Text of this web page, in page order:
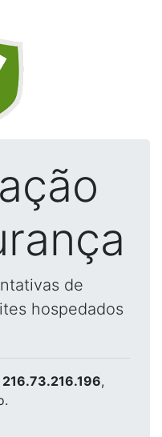
de
hospedados
216.73.216.196,